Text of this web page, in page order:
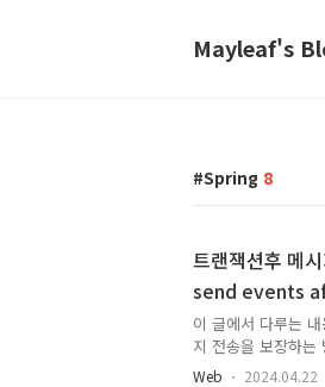
Mayleaf's
Spring 8
트랜잭션후 메
send events
이 글에서 다루는
지 전송을 보장하는
작성되었습니다.
Web 2024.04.22